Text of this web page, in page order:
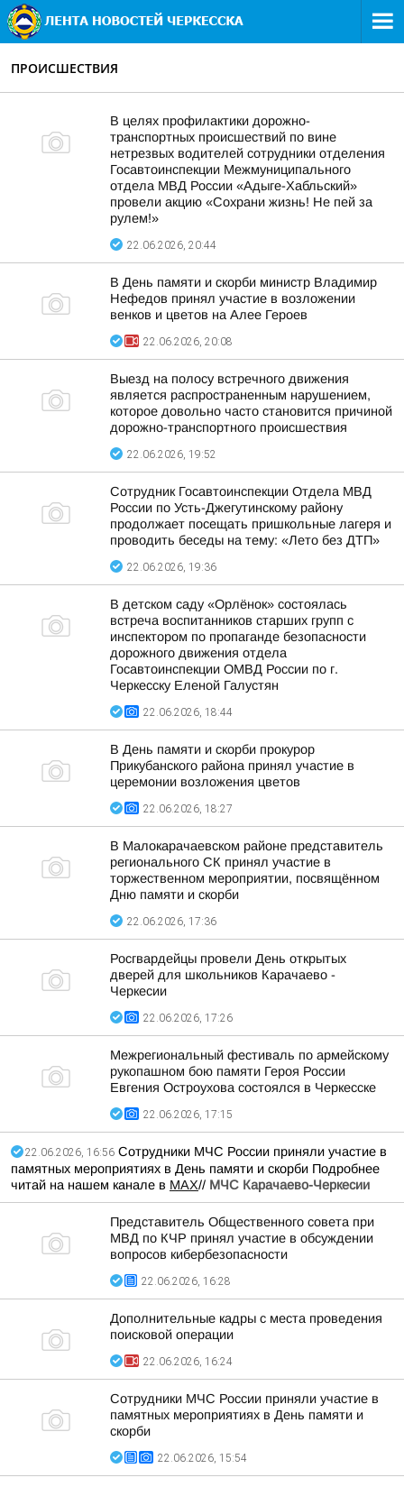
ПРОИСШЕСТВИЯ
В целях профилактики дорожно-
транспортных происшествий по вине
нетрезвых водителей сотрудники отделения
Госавтоинспекции Межмуниципального
отдела МВД России «Адыге-Хабльский»
провели акцию «Сохрани жизнь! Не пей за
рулем!»
22.06.2026, 20:44
В День памяти и скорби министр Владимир
Нефедов принял участие в возложении
венков и цветов на Алее Героев
22.06.2026, 20:08
Выезд на полосу встречного движения
является распространенным нарушением,
которое довольно часто становится причиной
дорожно-транспортного происшествия
22.06.2026, 19:52
Сотрудник Госавтоинспекции Отдела МВД
России по Усть-Джегутинскому району
продолжает посещать пришкольные лагеря и
проводить беседы на тему: «Лето без ДТП»
22.06.2026, 19:36
В детском саду «Орлёнок» состоялась
встреча воспитанников старших групп с
инспектором по пропаганде безопасности
дорожного движения отдела
Госавтоинспекции ОМВД России по г.
Черкесску Еленой Галустян
22.06.2026, 18:44
В День памяти и скорби прокурор
Прикубанского района принял участие в
церемонии возложения цветов
22.06.2026, 18:27
В Малокарачаевском районе представитель
регионального СК принял участие в
торжественном мероприятии, посвящённом
Дню памяти и скорби
22.06.2026, 17:36
Росгвардейцы провели День открытых
дверей для школьников Карачаево -
Черкесии
22.06.2026, 17:26
Межрегиональный фестиваль по армейскому
рукопашном бою памяти Героя России
Евгения Остроухова состоялся в Черкесске
22.06.2026, 17:15
22.06.2026, 16:56 Сотрудники МЧС России приняли участие в
памятных мероприятиях в День памяти и скорби Подробнее
читай на нашем канале в MAX// МЧС Карачаево-Черкесии
Представитель Общественного совета при
МВД по КЧР принял участие в обсуждении
вопросов кибербезопасности
22.06.2026, 16:28
Дополнительные кадры с места проведения
поисковой операции
22.06.2026, 16:24
Сотрудники МЧС России приняли участие в
памятных мероприятиях в День памяти и
скорби
22.06.2026, 15:54